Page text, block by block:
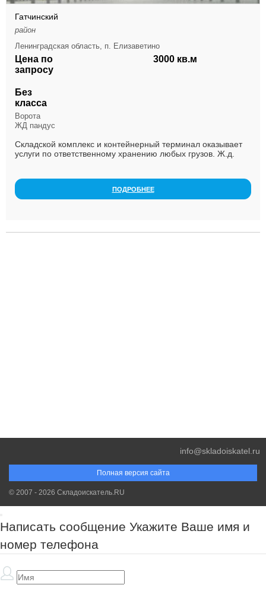
Гатчинский
район
Ленинградская область, п. Елизаветино
Цена по
запросу
3000 кв.м
Без
класса
Ворота
ЖД пандус
Складской комплекс и контейнерный терминал оказывает
услуги по ответственному хранению любых грузов. Ж.д.
ПОДРОБНЕЕ
Полная версия сайта
info@skladoiskatel.ru
© 2007 - 2026 Складоискатель.RU
Написать сообщение Укажите Ваше имя и
номер телефона